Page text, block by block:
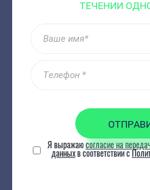
ТЕЧЕНИИ
Я выражаю согласие на
данныхв соответствии с